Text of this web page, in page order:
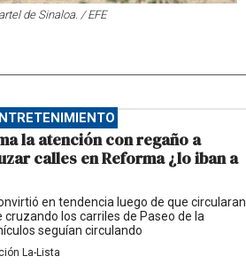
de Sinaloa. / EFE
la atención con regaño a
calles en Reforma ¿lo iban a
en tendencia luego de que circularan
los carriles de Paseo de la
seguían circulando
La-Lista